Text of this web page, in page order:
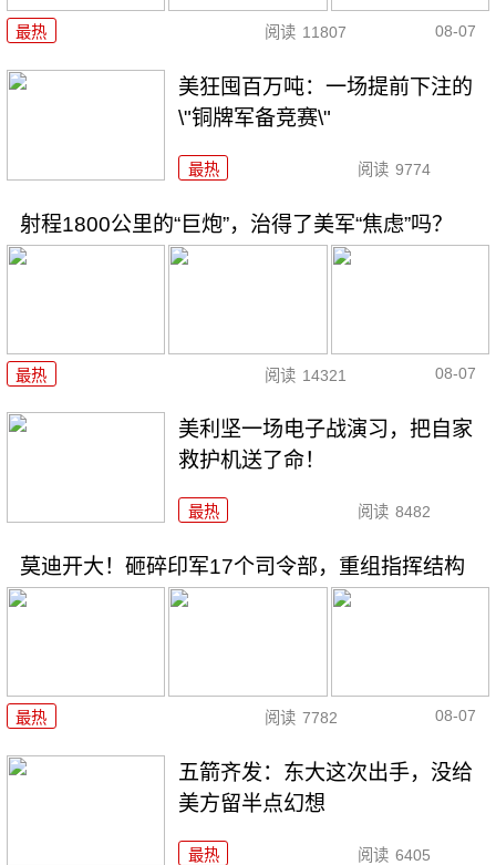
最热 阅读 11807 08-07
美狂囤百万吨：一场提前下注的
\"铜牌军备竞赛\"
最热 阅读 9774
射程1800公里的“巨炮”，治得了美军“焦虑”吗？
最热 阅读 14321 08-07
美利坚一场电子战演习，把自家
救护机送了命！
最热 阅读 8482
莫迪开大！砸碎印军17个司令部，重组指挥结构
最热 阅读 7782 08-07
五箭齐发：东大这次出手，没给
美方留半点幻想
最热 阅读 6405